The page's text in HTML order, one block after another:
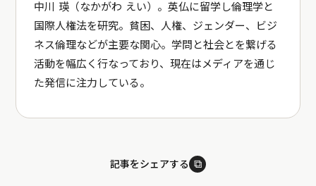
中川 瑛（なかがわ えい）。英仏に留学し倫理学と
国際人権法を研究。貧困、人権、ジェンダー、ビジ
ネス倫理などが主要な関心。学問と社会とを繋げる
活動を幅広く行なっており、現在はメディアを通じ
た発信に注力している。
記事をシェアする ⧉